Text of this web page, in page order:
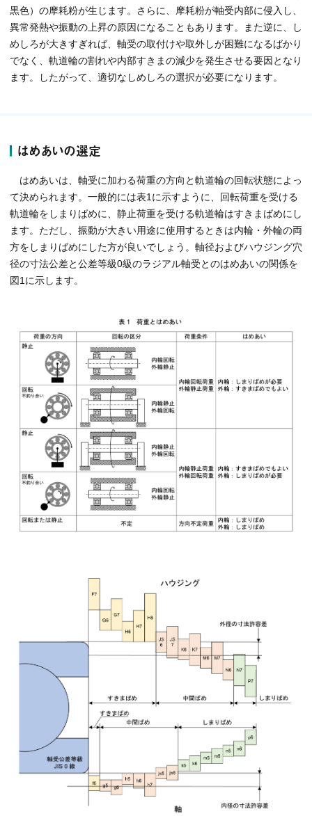
黒色）の摩耗粉が生じます。さらに、摩耗粉が軸受内部に侵入し、
異常発熱や振動の上昇の原因になることもあります。また逆に、し
めしろが大きすぎれば、軸受の取付けや取外しが困難になるばかり
でなく、軌道輪の割れや内部すきまの減少を発生させる要因となり
ます。したがって、適切なしめしろの選択が必要になります。
はめあいの選定
はめあいは、軸受に加わる荷重の方向と軌道輪の回転状態によっ
て決められます。一般的には表1に示すように、回転荷重を受ける
軌道輪をしまりばめに、静止荷重を受ける軌道輪はすきまばめにし
ます。ただし、振動が大きい用途に使用するときは内輪・外輪の両
方をしまりばめにした方が良いでしょう。軸径およびハウジング穴
径の寸法公差と公差等級0級のラジアル軸受とのはめあいの関係を
図1に示します。